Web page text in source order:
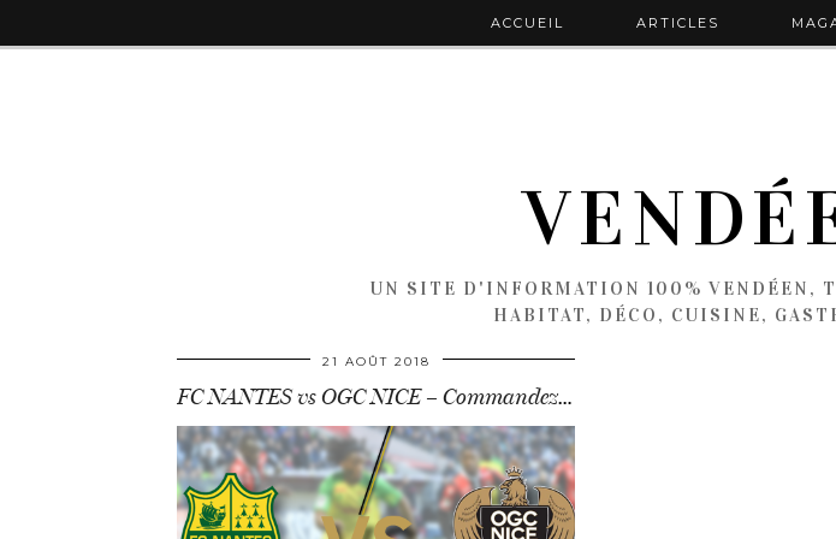
UN SITE D'INFORMATION 100% VENDÉEN,
HABITAT, DÉCO, CUISINE,
ACCUEIL ARTICLES
21 AOÛT 2018
FC NANTES vs OGC NICE – Commandez avant le 31 …